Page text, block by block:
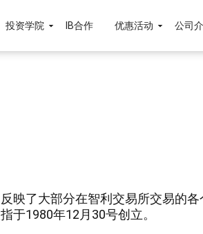
投资学院 IB合作 优惠活动 公司
映了大部分在智利交易所交易的各
于1980年12月30号创立。